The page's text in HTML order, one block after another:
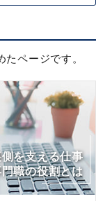
ページです。
を支える仕事
職の役割とは